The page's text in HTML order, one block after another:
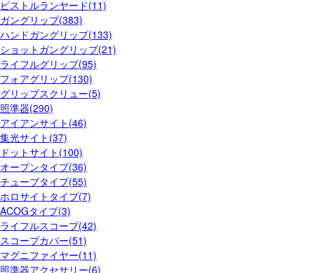
ピストルランヤード(11)
ガングリップ(383)
ハンドガングリップ(133)
ショットガングリップ(21)
ライフルグリップ(95)
フォアグリップ(130)
グリップスクリュー(5)
照準器(290)
アイアンサイト(46)
集光サイト(37)
ドットサイト(100)
オープンタイプ(36)
チューブタイプ(55)
ホロサイトタイプ(7)
ACOGタイプ(3)
ライフルスコープ(42)
スコープカバー(51)
マグニファイヤー(11)
照準器アクセサリー(6)